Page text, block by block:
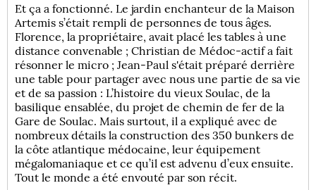
Et ça a fonctionné. Le jardin enchanteur de la Maison
Artemis s’était rempli de personnes de tous âges.
Florence, la propriétaire, avait placé les tables à une
distance convenable ; Christian de Médoc-actif a fait
résonner le micro ; Jean-Paul s'était préparé derrière
une table pour partager avec nous une partie de sa vie
et de sa passion : L’histoire du vieux Soulac, de la
basilique ensablée, du projet de chemin de fer de la
Gare de Soulac. Mais surtout, il a expliqué avec de
nombreux détails la construction des 350 bunkers de
la côte atlantique médocaine, leur équipement
mégalomaniaque et ce qu’il est advenu d’eux ensuite.
Tout le monde a été envouté par son récit.